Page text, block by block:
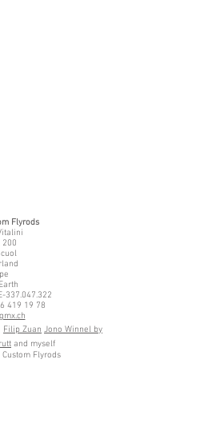
Flyrods
200
337.047.322
419 19 78
Filip Zuan Jono Winnel by
and myself
Flyrods